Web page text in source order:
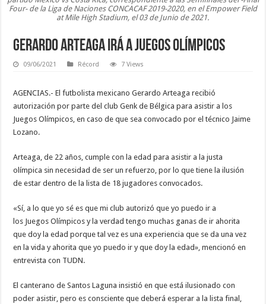
Four- de la Liga de Naciones CONCACAF 2019-2020, en el Empower Field
at Mile High Stadium, el 03 de Junio de 2021.
Gerardo Arteaga irá a Juegos Olímpicos
09/06/2021 Récord 7 Views
AGENCIAS.- El futbolista mexicano Gerardo Arteaga recibió
autorización por parte del club Genk de Bélgica para asistir a los
Juegos Olímpicos, en caso de que sea convocado por el técnico Jaime
Lozano.
Arteaga, de 22 años, cumple con la edad para asistir a la justa
olímpica sin necesidad de ser un refuerzo, por lo que tiene la ilusión
de estar dentro de la lista de 18 jugadores convocados.
«Sí, a lo que yo sé es que mi club autorizó que yo puedo ir a
los Juegos Olímpicos y la verdad tengo muchas ganas de ir ahorita
que doy la edad porque tal vez es una experiencia que se da una vez
en la vida y ahorita que yo puedo ir y que doy la edad», mencionó en
entrevista con TUDN.
El canterano de Santos Laguna insistió en que está ilusionado con
poder asistir, pero es consciente que deberá esperar a la lista final,